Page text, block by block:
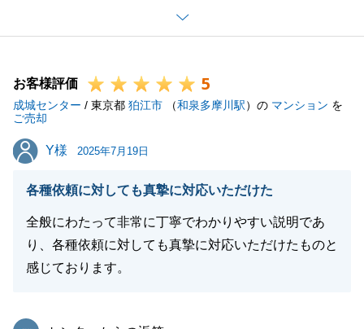
させていただきましたが、最終的にお客様の理想の物
件に出会うことができ、私も大変嬉しく思っておりま
また、ご契約者様が海外にお住まいの件につきまして
も、弊社のキャッシュレスサービスをご利用いただい
たことで、通常はご契約とご決済で2度ご帰国いただ
く必要があるところを、1度のご帰国で手続きを進め
今後とも、お客様にご満足いただけるサービスを提供
できるよう、努めてまいります。
お客様評価 5
成城センター / 東京都 狛江市 （和泉多摩川駅）の マンション を
ご売却
Y様
Y様 2025年7月19日
各種依頼に対しても真摯に対応いただけた
全般にわたって非常に丁寧でわかりやすい説明であ
り、各種依頼に対しても真摯に対応いただけたものと
感じております。
東急リバブル